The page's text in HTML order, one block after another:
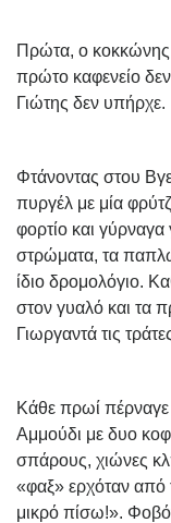
Πρώτα, ο κοκκώνης
πρώτο καφενείο
Γιώτης δεν υπήρχε.
Φτάνοντας στου
πυργέλ με μία
φορτίο και γύρναγα
στρώματα, τα
ίδιο δρομολόγιο.
στον γυαλό και τα
Γιωργαντά τις
Κάθε πρωί
Αμμούδι με δυο
σπάρους, χιώνες
«φαξ» ερχόταν από
μικρό πίσω!».